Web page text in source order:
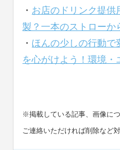
・ お店のドリンク提供
製？一本のストローか
・ ほんの少しの行動で
を心がけよう！環境
※掲載している記事、画像に
ご連絡いただければ削除など